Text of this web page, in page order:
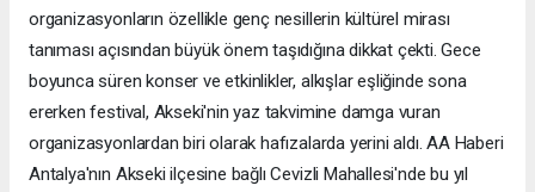
organizasyonların özellikle genç nesillerin kültürel mirası
tanıması açısından büyük önem taşıdığına dikkat çekti. Gece
boyunca süren konser ve etkinlikler, alkışlar eşliğinde sona
ererken festival, Akseki'nin yaz takvimine damga vuran
organizasyonlardan biri olarak hafızalarda yerini aldı. AA Haberi
Antalya'nın Akseki ilçesine bağlı Cevizli Mahallesi'nde bu yıl